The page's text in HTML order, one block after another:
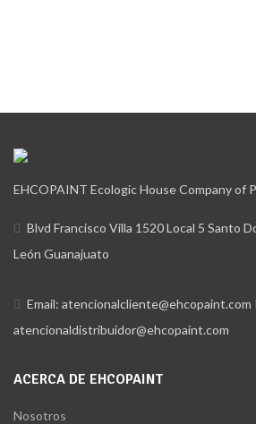
EHCOPAINT Ecologic House Company of
Blvd Francisco Villa 1520 Local 5 Santo
León Guanajuato
Email: atencionalcliente@ehcopaint.com
atencionaldistribuidor@ehcopaint.com
ACERCA DE EHCOPAINT
Nosotros